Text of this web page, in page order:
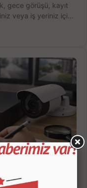
gece görüşü, kayıt
veya iş yeriniz için
Nasıl Yapılır?
birlikte